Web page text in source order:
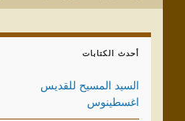
أحدث الكتابات
السيد المسيح للقديس
اغسطينوس